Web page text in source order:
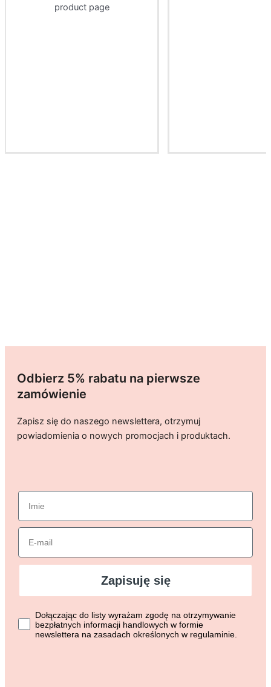
product page
Odbierz 5% rabatu na pierwsze
zamówienie
Zapisz się do naszego newslettera, otrzymuj
powiadomienia o nowych promocjach i produktach.
imie
Email
Zapisuję się
Dołączając do listy wyrażasz zgodę na otrzymywanie
Dołączając do listy wyrażam zgodę na otrzymywanie
bezpłatnych informacji handlowych w formie
newslettera na zasadach określonych w regulaminie.